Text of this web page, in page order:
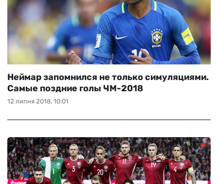
12 липня 2018, 10:01
Неймар запомнился не только симуляциями.
Самые поздние голы ЧМ-2018